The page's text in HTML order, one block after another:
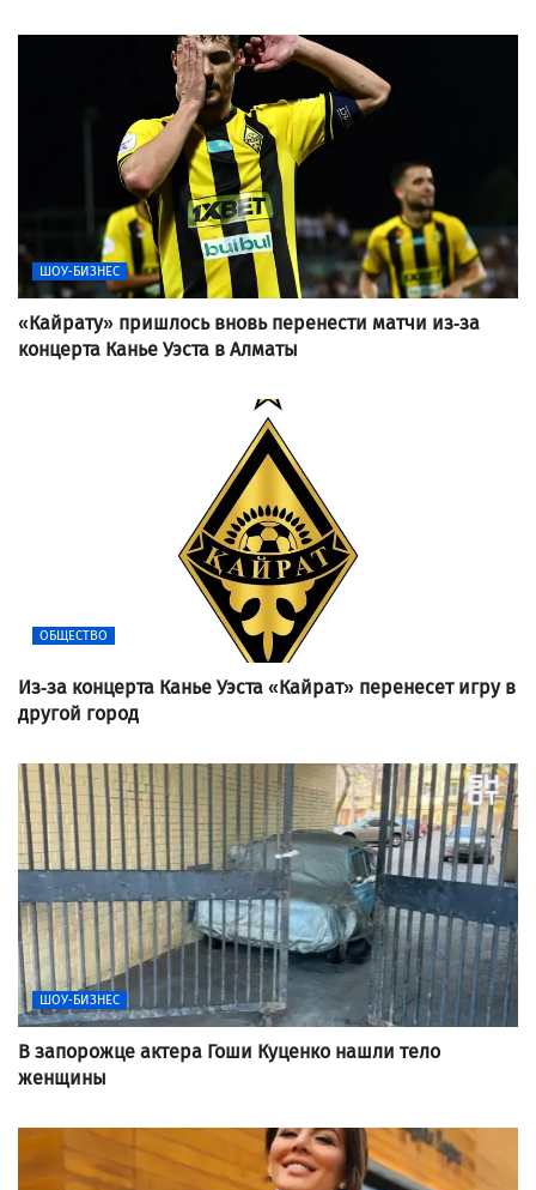
ШОУ-БИЗНЕС
«Кайрату» пришлось вновь перенести матчи из-за
концерта Канье Уэста в Алматы
ОБЩЕСТВО
Из-за концерта Канье Уэста «Кайрат» перенесет игру в
другой город
ШОУ-БИЗНЕС
В запорожце актера Гоши Куценко нашли тело
женщины